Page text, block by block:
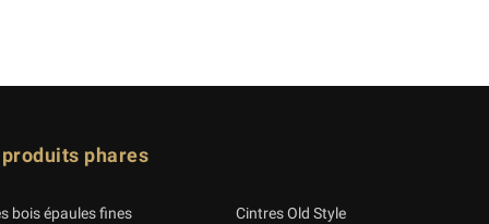
phares
bois épaules fines
Cintres Old Style